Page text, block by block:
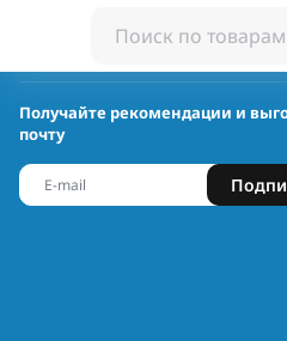
Получайте рекомендации и
почту